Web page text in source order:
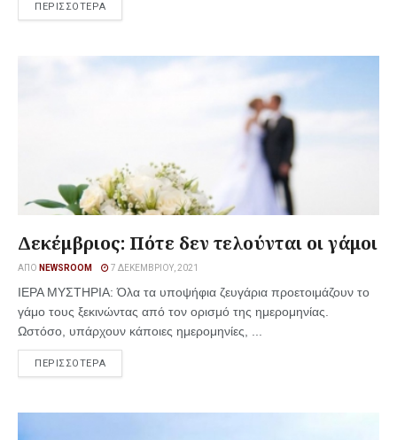
ΠΕΡΙΣΣΟΤΕΡΑ
Δεκέμβριος: Πότε δεν τελούνται οι γάμοι
ΑΠΌ NEWSROOM 7 ΔΕΚΕΜΒΡΊΟΥ, 2021
ΙΕΡΑ ΜΥΣΤΗΡΙΑ: Όλα τα υποψήφια ζευγάρια προετοιμάζουν το
γάμο τους ξεκινώντας από τον ορισμό της ημερομηνίας.
Ωστόσο, υπάρχουν κάποιες ημερομηνίες, ...
ΠΕΡΙΣΣΟΤΕΡΑ